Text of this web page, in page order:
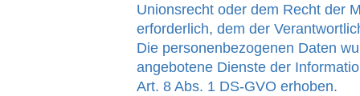
Unionsrecht oder dem Recht der
erforderlich, dem der
Die personenbezogenen Daten
angebotene Dienste der
Art. 8 Abs. 1 DS-GVO erhoben.